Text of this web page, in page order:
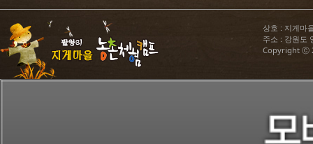
상호 : 지게마
주소 : 강원도
Copyright ⓒ